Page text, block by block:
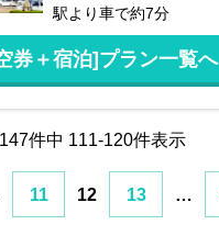
駅より車で約7分
券＋宿泊]プラン一覧へ
147件中 111-120件表示
11 12 13 …